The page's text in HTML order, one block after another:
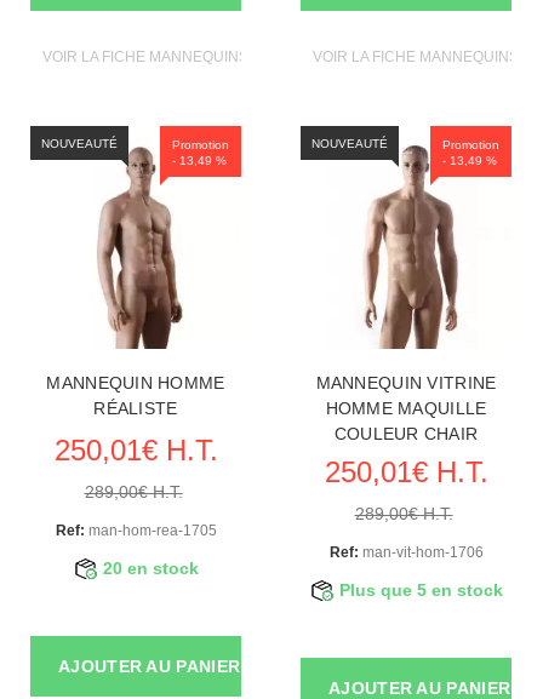
VOIR LA FICHE MANNEQUINS VITRINE VOIR LA FICHE MANNEQUINS
Promotion
- 13,49 %
NOUVEAUTÉ
MANNEQUIN HOMME
RÉALISTE
250,01€ H.T.
289,00€ H.T.
Ref: man-hom-rea-1705
20 en stock
AJOUTER AU PANIER
Promotion
- 13,49 %
NOUVEAUTÉ
MANNEQUIN VITRINE
HOMME MAQUILLE
COULEUR CHAIR
250,01€ H.T.
289,00€ H.T.
Ref: man-vit-hom-1706
Plus que 5 en stock
AJOUTER AU PANIER